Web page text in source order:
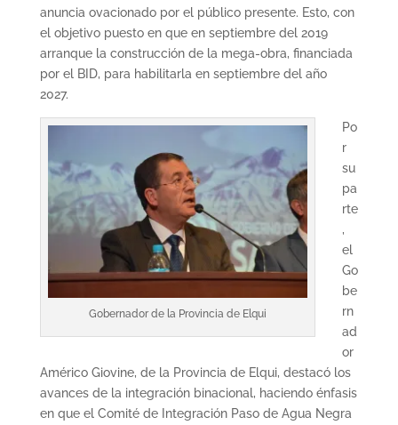
anuncia ovacionado por el público presente. Esto, con
el objetivo puesto en que en septiembre del 2019
arranque la construcción de la mega-obra, financiada
por el BID, para habilitarla en septiembre del año
2027.
Gobernador de la Provincia de Elqui
Po
r
su
pa
rte
,
el
Go
be
rn
ad
or
Américo Giovine, de la Provincia de Elqui, destacó los
avances de la integración binacional, haciendo énfasis
en que el Comité de Integración Paso de Agua Negra